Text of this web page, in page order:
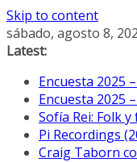
Skip to content
sábado, agosto 8,
Latest:
Encuesta 2025
Encuesta 2025
Sofía Rei: Folk
Pi Recordings
Craig Taborn